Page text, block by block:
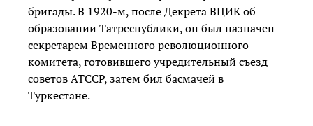
бригады. В 1920-м, после Декрета ВЦИК об
образовании Татреспублики, он был назначен
секретарем Временного революционного
комитета, готовившего учредительный съезд
советов АТССР, затем бил басмачей в
Туркестане.